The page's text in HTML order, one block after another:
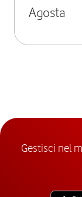
Agosta
Gestisci nel